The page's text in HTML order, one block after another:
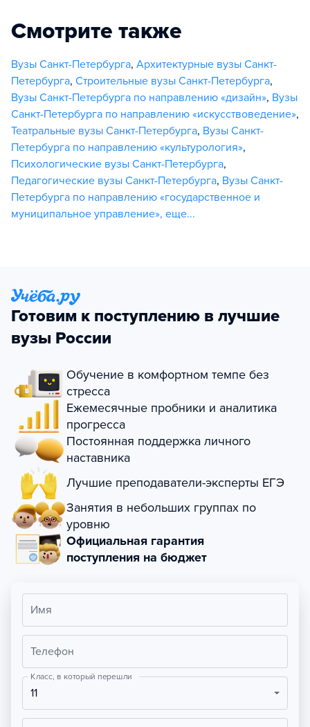
Смотрите также
Вузы Санкт-Петербурга, Архитектурные вузы Санкт-
Петербурга, Строительные вузы Санкт-Петербурга,
Вузы Санкт-Петербурга по направлению «дизайн», Вузы
Санкт-Петербурга по направлению «искусствоведение»,
Театральные вузы Санкт-Петербурга, Вузы Санкт-
Петербурга по направлению «культурология»,
Психологические вузы Санкт-Петербурга,
Педагогические вузы Санкт-Петербурга, Вузы Санкт-
Петербурга по направлению «государственное и
муниципальное управление», еще...
Готовим к поступлению в лучшие
вузы России
Обучение в комфортном темпе без
стресса
Ежемесячные пробники и аналитика
прогресса
Постоянная поддержка личного
наставника
Лучшие преподаватели-эксперты ЕГЭ
Занятия в небольших группах по
уровню
Официальная гарантия
поступления на бюджет
Имя
Телефон
Класс, в который перешли
11